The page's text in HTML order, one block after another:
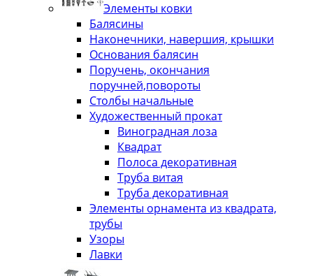
Элементы ковки
Балясины
Наконечники, навершия, крышки
Основания балясин
Поручень, окончания
поручней,повороты
Столбы начальные
Художественный прокат
Виноградная лоза
Квадрат
Полоса декоративная
Труба витая
Труба декоративная
Элементы орнамента из квадрата,
трубы
Узоры
Лавки